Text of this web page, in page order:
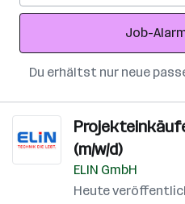
Adresse
Job-
Du erhältst nur neue
(m/w/d)
ELIN GmbH
Heute